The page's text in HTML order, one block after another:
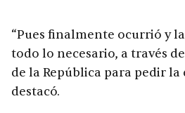
“Pues finalmente ocurrió y
todo lo necesario, a través
de la República para pedir la
destacó.